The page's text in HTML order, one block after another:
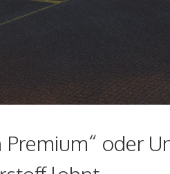
Premium“ oder